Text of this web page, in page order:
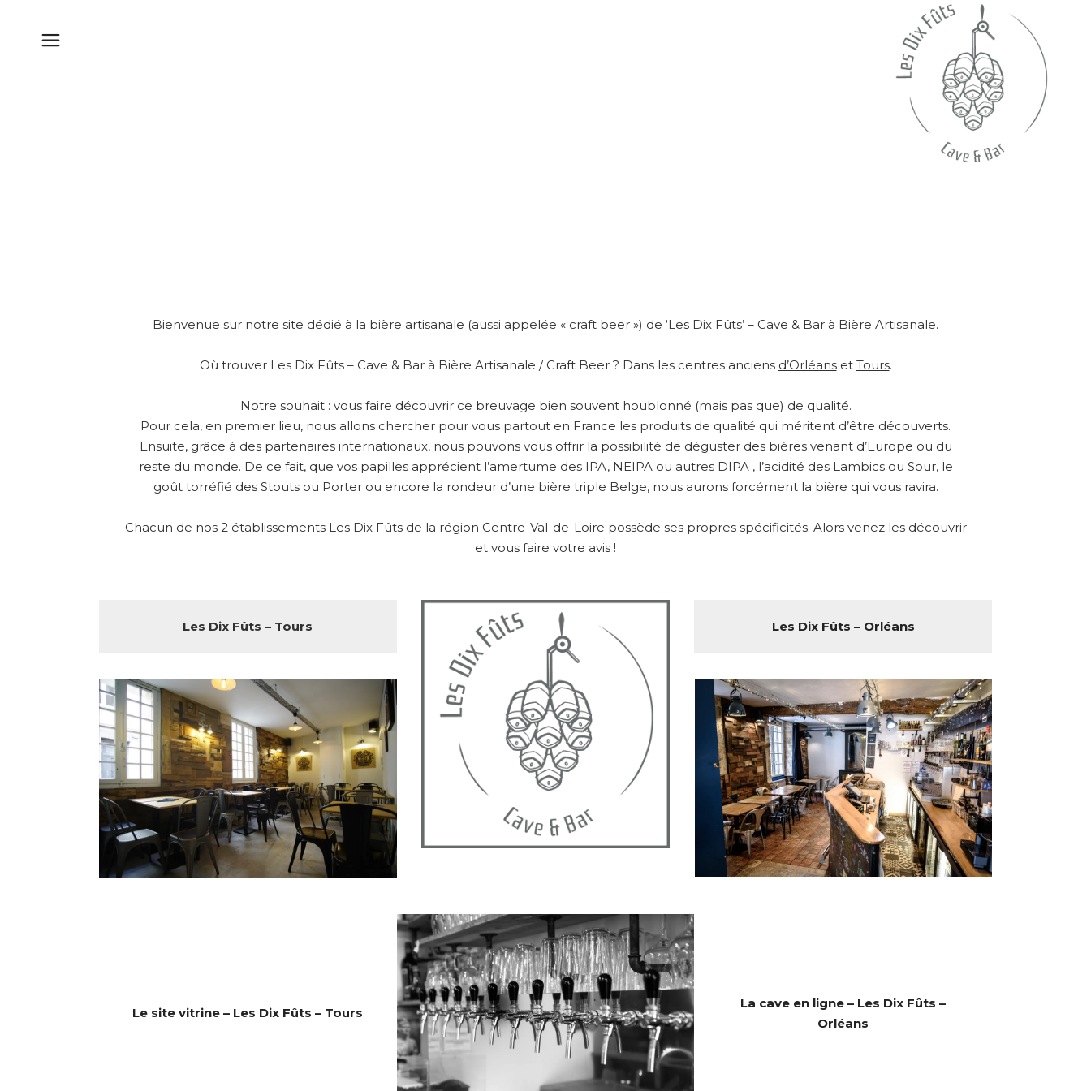
Bienvenue sur notre site dédié à la bière artisanale (aussi appelée « craft beer ») de ‘Les Dix Fûts’ – Cave & Bar à Bière Artisanale.
Où trouver Les Dix Fûts – Cave & Bar à Bière Artisanale / Craft Beer ? Dans les centres anciens d’Orléanset Tours.
Notre souhait : vous faire découvrir ce breuvage bien souvent houblonné (mais pas que) de qualité.
Pour cela, en premier lieu, nous allons chercher pour vous partout en France les produits de qualité qui méritent d’être découverts.
Ensuite, grâce à des partenaires internationaux, nous pouvons vous offrir la possibilité de déguster des bières venant d’Europe ou du
reste du monde. De ce fait, que vos papilles apprécient l’amertume des IPA, NEIPA ou autres DIPA , l’acidité des Lambics ou Sour, le
goût torréfié des Stouts ou Porter ou encore la rondeur d’une bière triple Belge, nous aurons forcément la bière qui vous ravira.
Chacun de nos 2 établissements Les Dix Fûts de la région Centre-Val-de-Loire possède ses propres spécificités. Alors venez les découvrir
et vous faire votre avis !
Les Dix Fûts – Tours Les Dix Fûts – Orléans
Le site vitrine – Les Dix Fûts – Tours
La cave en ligne – Les Dix Fûts –
Orléans